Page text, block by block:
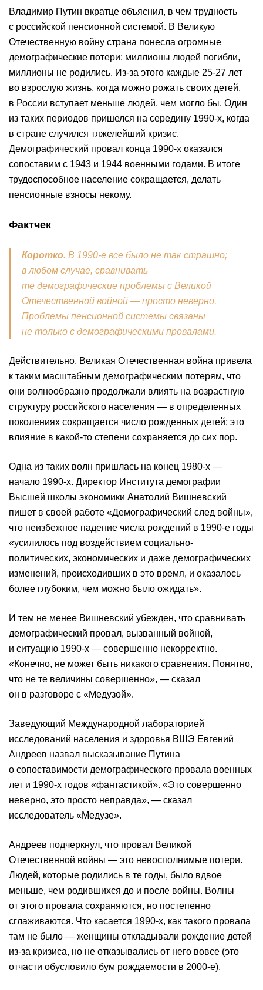
Владимир Путин вкратце объяснил, в чем трудность
с российской пенсионной системой. В Великую
Отечественную войну страна понесла огромные
демографические потери: миллионы людей погибли,
миллионы не родились. Из-за этого каждые 25-27 лет
во взрослую жизнь, когда можно рожать своих детей,
в России вступает меньше людей, чем могло бы. Один
из таких периодов пришелся на середину 1990-х, когда
в стране случился тяжелейший кризис.
Демографический провал конца 1990-х оказался
сопоставим с 1943 и 1944 военными годами. В итоге
трудоспособное население сокращается, делать
пенсионные взносы некому.
Фактчек
Коротко. В 1990-е все было не так страшно;
в любом случае, сравнивать
те демографические проблемы с Великой
Отечественной войной — просто неверно.
Проблемы пенсионной системы связаны
не только с демографическими провалами.
Действительно, Великая Отечественная война привела
к таким масштабным демографическим потерям, что
они волнообразно продолжали влиять на возрастную
структуру российского населения — в определенных
поколениях сокращается число рожденных детей; это
влияние в какой-то степени сохраняется до сих пор.
Одна из таких волн пришлась на конец 1980-х —
начало 1990-х. Директор Института демографии
Высшей школы экономики Анатолий Вишневский
пишет в своей работе «Демографический след войны»,
что неизбежное падение числа рождений в 1990-е годы
«усилилось под воздействием социально-
политических, экономических и даже демографических
изменений, происходивших в это время, и оказалось
более глубоким, чем можно было ожидать».
И тем не менее Вишневский убежден, что сравнивать
демографический провал, вызванный войной,
и ситуацию 1990-х — совершенно некорректно.
«Конечно, не может быть никакого сравнения. Понятно,
что не те величины совершенно», — сказал
он в разговоре с «Медузой».
Заведующий Международной лабораторией
исследований населения и здоровья ВШЭ Евгений
Андреев назвал высказывание Путина
о сопоставимости демографического провала военных
лет и 1990-х годов «фантастикой». «Это совершенно
неверно, это просто неправда», — сказал
исследователь «Медузе».
Андреев подчеркнул, что провал Великой
Отечественной войны — это невосполнимые потери.
Людей, которые родились в те годы, было вдвое
меньше, чем родившихся до и после войны. Волны
от этого провала сохраняются, но постепенно
сглаживаются. Что касается 1990-х, как такого провала
там не было — женщины откладывали рождение детей
из-за кризиса, но не отказывались от него вовсе (это
отчасти обусловило бум рождаемости в 2000-е).